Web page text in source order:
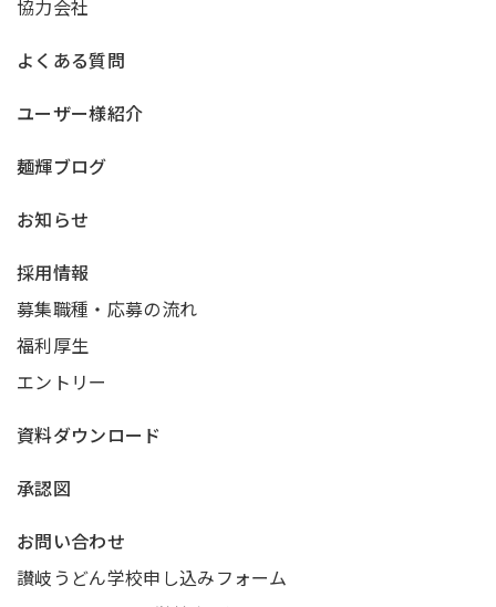
協力会社
よくある質問
ユーザー様紹介
麺輝ブログ
お知らせ
採用情報
募集職種・応募の流れ
福利厚生
エントリー
資料ダウンロード
承認図
お問い合わせ
讃岐うどん学校申し込みフォーム